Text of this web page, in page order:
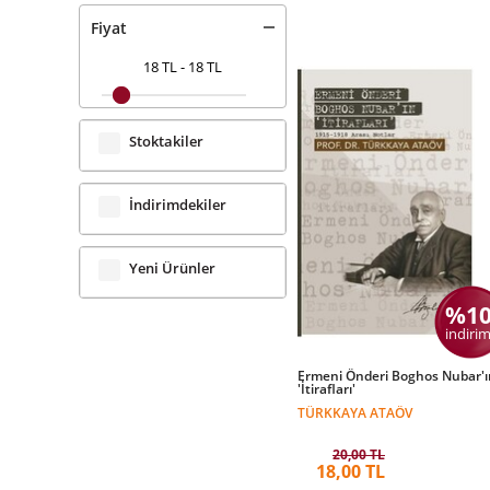
Fiyat
18 TL- 18 TL
Stoktakiler
İndirimdekiler
Yeni Ürünler
Ermeni Önderi Boghos
'İtirafları'
TÜRKKAYA ATAÖV
20,00 TL
18,00 TL